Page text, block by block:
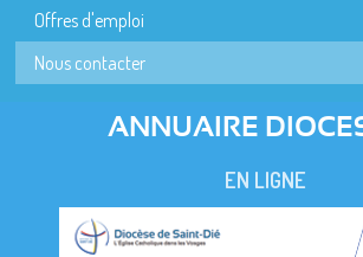
Offres d'emploi
Nous contacter
ANNUAIRE
EN LIGNE